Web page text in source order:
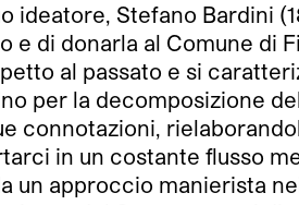
ideatore, Stefano Bardini
e di donarla al Comune di
al passato e si
per la decomposizione
connotazioni,
in un costante flusso
un approccio manierista